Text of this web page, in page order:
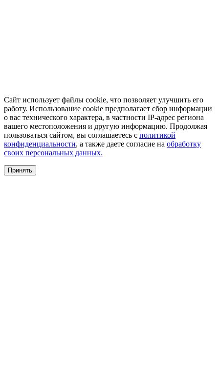
Сайт использует файлы cookie, что позволяет улучшить его
работу. Использование cookie предполагает сбор информации
о вас технического характера, в частности IP-адрес региона
вашего местоположения и другую информацию. Продолжая
пользоваться сайтом, вы соглашаетесь с политикой
конфиденциальности, а также даете согласие на обработку
своих персональных данных.
Принять